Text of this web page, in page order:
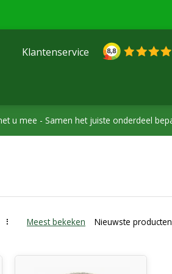
Klantenservice
mee -Samen het juiste onderdeel bepalen
Meest bekeken Nieuwste producten